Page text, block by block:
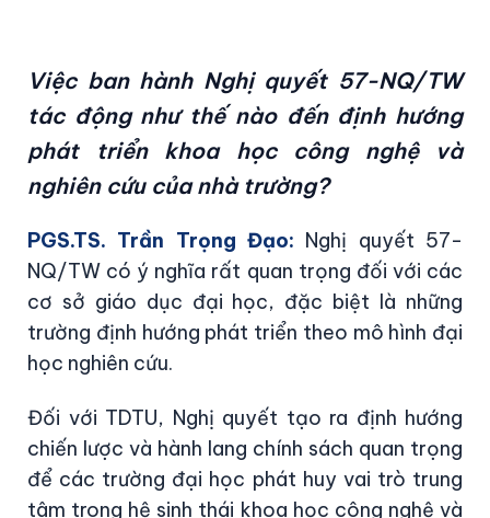
Việc ban hành Nghị quyết 57-NQ/TW
tác động như thế nào đến định hướng
phát triển khoa học công nghệ và
nghiên cứu của nhà trường?
PGS.TS. Trần Trọng Đạo: Nghị quyết 57-
NQ/TW có ý nghĩa rất quan trọng đối với các
cơ sở giáo dục đại học, đặc biệt là những
trường định hướng phát triển theo mô hình đại
học nghiên cứu.
Đối với TDTU, Nghị quyết tạo ra định hướng
chiến lược và hành lang chính sách quan trọng
để các trường đại học phát huy vai trò trung
tâm trong hệ sinh thái khoa học công nghệ và